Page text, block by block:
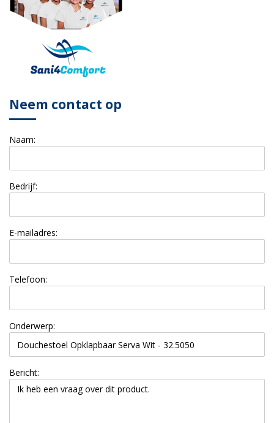
Neem contact op
Naam:
Bedrijf:
E-mailadres:
Telefoon:
Onderwerp:
Bericht: